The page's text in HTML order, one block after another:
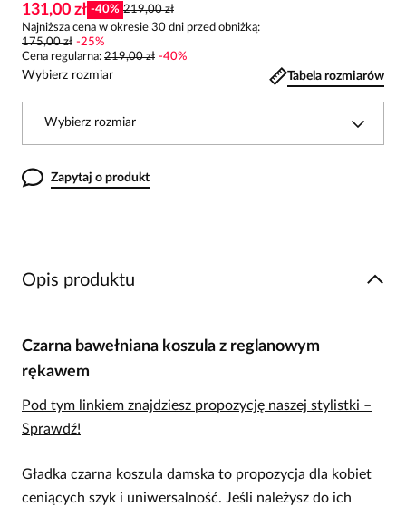
131,00 zł -40% 219,00 zł
Najniższa cena w okresie 30 dni przed obniżką:
175,00 zł -25%
Cena regularna: 219,00 zł -40%
Wybierz rozmiar Tabela rozmiarów
Wybierz rozmiar
Zapytaj o produkt
Opis produktu
Czarna bawełniana koszula z reglanowym
rękawem
Pod tym linkiem znajdziesz propozycję naszej stylistki –
Sprawdź!
Gładka czarna koszula damska to propozycja dla kobiet
ceniących szyk i uniwersalność. Jeśli należysz do ich